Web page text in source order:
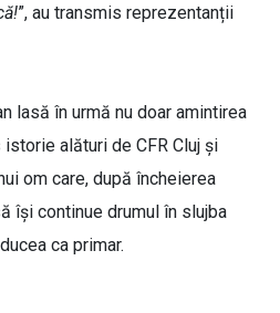
”, au transmis reprezentanții
lasă în urmă nu doar amintirea
alături de CFR Cluj și
om care, după încheierea
își continue drumul în slujba
ca primar.